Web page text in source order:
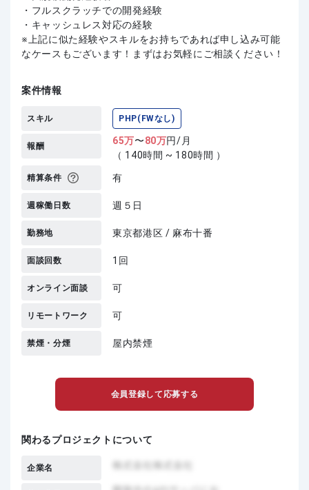
・フルスクラッチでの開発経験
・キャッシュレス対応の経験
上記に似た経験やスキルをお持ちであれば申し込み可能
なケースもございます！まずはお気軽にご相談ください！
案件情報
スキル PHP(FWなし)
報酬 65万〜80万円/月
（ 140時間 ~ 180時間 ）
精算条件 有
週稼働日数 週５日
勤務地 東京都港区 / 麻布十番
面談回数 1回
オンライン面談 可
リモートワーク 可
禁煙・分煙 屋内禁煙
会員登録して応募する
関わるプロジェクトについて
企業名